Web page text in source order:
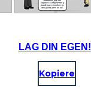
LAG DIN EGEN!
Kopiere